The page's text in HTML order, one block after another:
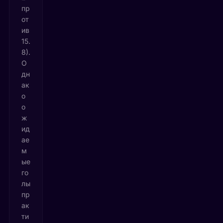
пр
от
ив
15.
8).
О
дн
ак
о
о
ж
ид
ае
м
ые
го
лы
пр
ак
ти